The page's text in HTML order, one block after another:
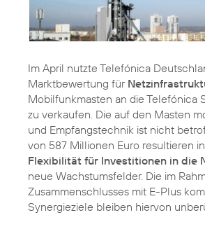
Im April nutzte Telefónica
Marktbewertung für
Mobilfunkmasten an die Telefónica
zu verkaufen. Die auf den Masten
und Empfangstechnik ist nicht
von 587 Millionen Euro resultieren
Flexibilität für Investitionen in die
neue Wachstumsfelder. Die im
Zusammenschlusses mit E-Plus
Synergieziele bleiben hiervon